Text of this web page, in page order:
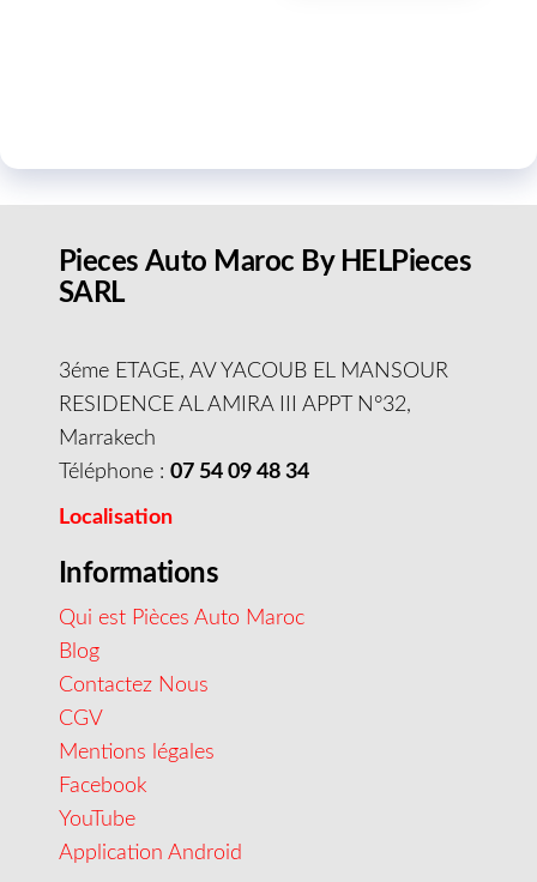
Pieces Auto Maroc By HELPieces
SARL
3éme ETAGE, AV YACOUB EL MANSOUR
RESIDENCE AL AMIRA III APPT N°32,
Marrakech
Téléphone : 07 54 09 48 34
Localisation
Informations
Qui est Pièces Auto Maroc
Blog
Contactez Nous
CGV
Mentions légales
Facebook
YouTube
Application Android